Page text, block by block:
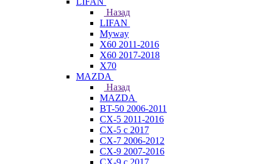
Назад
LIFAN
Myway
X60 2011-2016
X60 2017-2018
X70
MAZDA
Назад
MAZDA
BT-50 2006-2011
CX-5 2011-2016
CX-5 с 2017
CX-7 2006-2012
CX-9 2007-2016
CX-9 с 2017